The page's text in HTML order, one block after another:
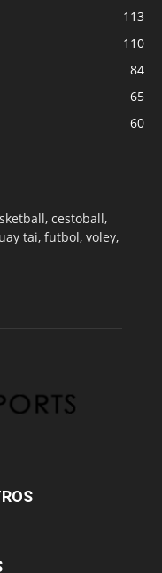
113
110
84
65
60
cestoball,
tai, futbol, voley,